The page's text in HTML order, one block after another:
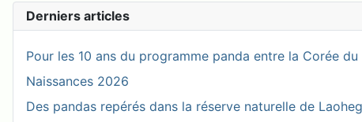
Derniers articles
Pour les 10 ans du programme panda entre la Corée
Naissances 2026
Des pandas repérés dans la réserve naturelle de